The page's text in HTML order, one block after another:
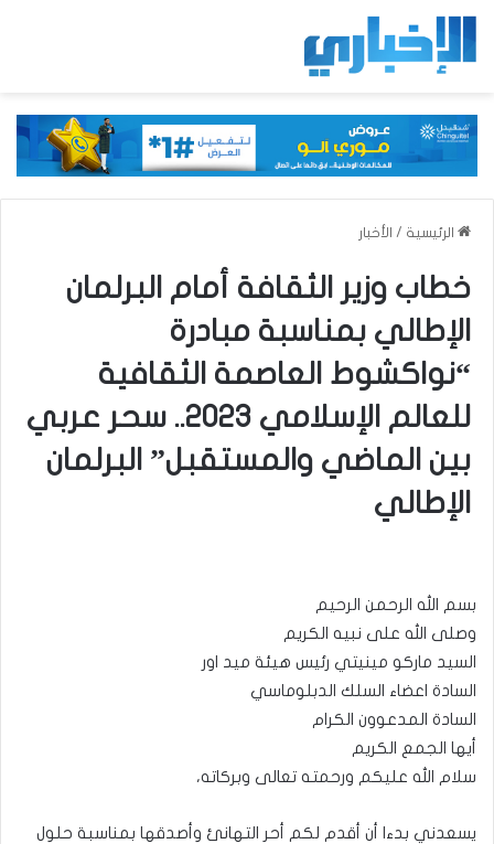
الرئيسية / الأخبار
خطاب وزير الثقافة أمام البرلمان
الإطالي بمناسبة مبادرة
“نواكشوط العاصمة الثقافية
للعالم الإسلامي 2023.. سحر عربي
بين الماضي والمستقبل” البرلمان
الإطالي
بسم الله الرحمن الرحيم
وصلى الله على نبيه الكريم
السيد ماركو مينيتي رئيس هيئة ميد اور
السادة اعضاء السلك الدبلوماسي
السادة المدعوون الكرام
أيها الجمع الكريم
سلام الله عليكم ورحمته تعالى وبركاته،
يسعدني بدءا أن أقدم لكم أحر التهانئ وأصدقها بمناسبة حلول